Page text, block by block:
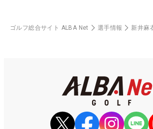
ゴルフ総合サイト ALBA Net 選手情報 新井麻